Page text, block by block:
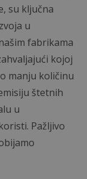
su ključna
u
fabrikama
kojoj
manju količinu
štetnih
u
Pažljivo